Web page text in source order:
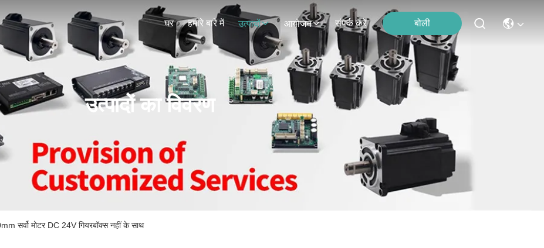
घर हमारे बारे में उत्पादों आयोजन संपर्क करें बोली
उत्पादों का विवरण
सर्वो मोटर DC 24V गियरबॉक्स नहीं के साथ